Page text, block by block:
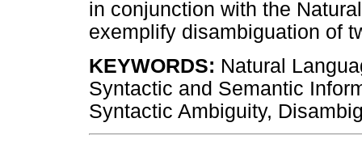
in conjunction with the
exemplify disambiguation of
KEYWORDS: Natural
Syntactic and Semantic
Syntactic Ambiguity,